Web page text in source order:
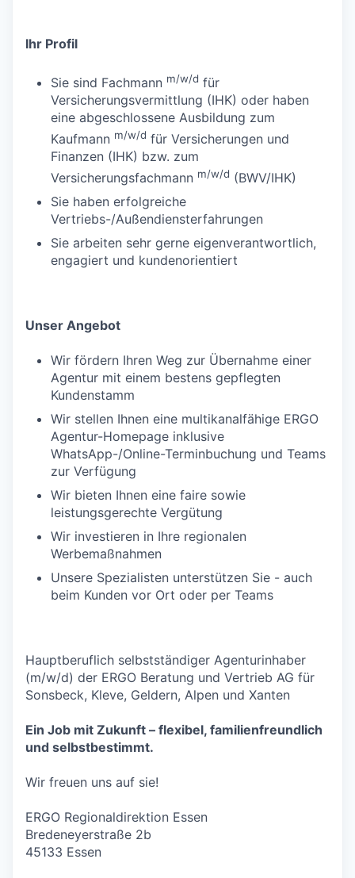
Ihr Profil
Sie sind Fachmann m/w/d für
Versicherungsvermittlung (IHK) oder haben
eine abgeschlossene Ausbildung zum
Kaufmann m/w/d für Versicherungen und
Finanzen (IHK) bzw. zum
Versicherungsfachmann m/w/d (BWV/IHK)
Sie haben erfolgreiche
Vertriebs-/Außendiensterfahrungen
Sie arbeiten sehr gerne eigenverantwortlich,
engagiert und kundenorientiert
Unser Angebot
Wir fördern Ihren Weg zur Übernahme einer
Agentur mit einem bestens gepflegten
Kundenstamm
Wir stellen Ihnen eine multikanalfähige ERGO
Agentur-Homepage inklusive
WhatsApp-/Online-Terminbuchung und Teams
zur Verfügung
Wir bieten Ihnen eine faire sowie
leistungsgerechte Vergütung
Wir investieren in Ihre regionalen
Werbemaßnahmen
Unsere Spezialisten unterstützen Sie - auch
beim Kunden vor Ort oder per Teams
Hauptberuflich selbstständiger Agenturinhaber
(m/w/d) der ERGO Beratung und Vertrieb AG für
Sonsbeck, Kleve, Geldern, Alpen und Xanten
Ein Job mit Zukunft – flexibel, familienfreundlich
und selbstbestimmt.
Wir freuen uns auf sie!
ERGO Regionaldirektion Essen
Bredeneyerstraße 2b
45133 Essen